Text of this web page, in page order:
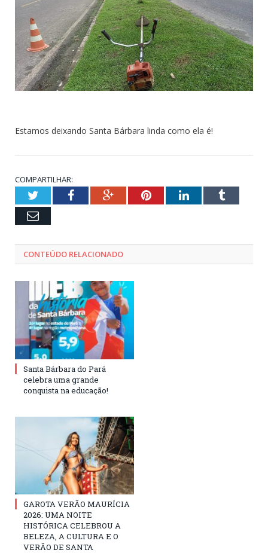
Estamos deixando Santa Bárbara linda como ela é!
COMPARTILHAR:
TwitterFacebookGoogle+PinterestLinkedInTumblr
Email
CONTEÚDO RELACIONADO
Santa Bárbara do Pará
celebra uma grande
conquista na educação!
GAROTA VERÃO MAURÍCIA
2026: UMA NOITE
HISTÓRICA CELEBROU A
BELEZA, A CULTURA E O
VERÃO DE SANTA